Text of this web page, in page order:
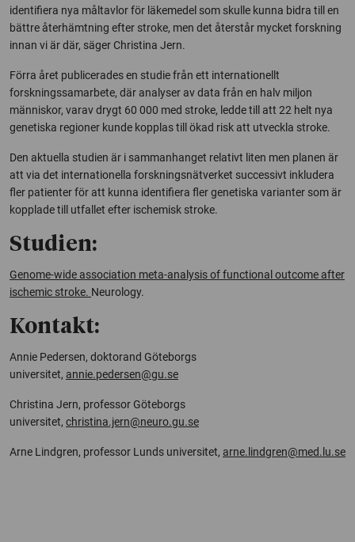
identifiera nya måltavlor för läkemedel som skulle kunna bidra till en
bättre återhämtning efter stroke, men det återstår mycket forskning
innan vi är där, säger Christina Jern.
Förra året publicerades en studie från ett internationellt
forskningssamarbete, där analyser av data från en halv miljon
människor, varav drygt 60 000 med stroke, ledde till att 22 helt nya
genetiska regioner kunde kopplas till ökad risk att utveckla stroke.
Den aktuella studien är i sammanhanget relativt liten men planen är
att via det internationella forskningsnätverket successivt inkludera
fler patienter för att kunna identifiera fler genetiska varianter som är
kopplade till utfallet efter ischemisk stroke.
Studien:
Genome-wide association meta-analysis of functional outcome after
ischemic stroke. Neurology.
Kontakt:
Annie Pedersen, doktorand Göteborgs
universitet, annie.pedersen@gu.se
Christina Jern, professor Göteborgs
universitet, christina.jern@neuro.gu.se
Arne Lindgren, professor Lunds universitet, arne.lindgren@med.lu.se